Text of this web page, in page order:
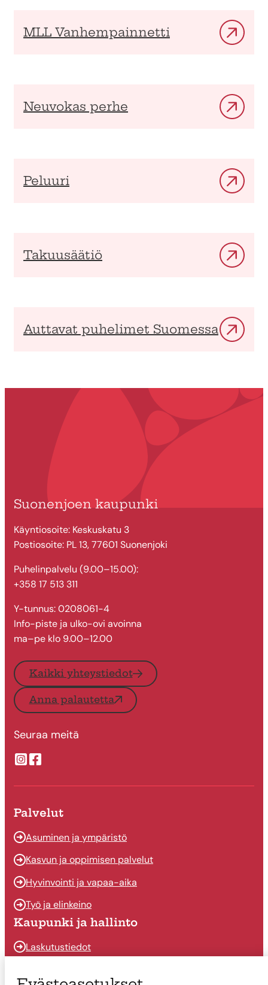
MLL Vanhempainnetti
Neuvokas perhe
Peluuri
Takuusäätiö
Auttavat puhelimet Suomessa
Suonenjoen kaupunki
Käyntiosoite: Keskuskatu 3
Postiosoite: PL 13, 77601 Suonenjoki
Puhelinpalvelu (9.00–15.00):
+358 17 513 311
Y-tunnus: 0208061-4
Info-piste ja ulko-ovi avoinna
ma–pe klo 9.00–12.00
Kaikki yhteystiedot
Anna palautetta
Seuraa meitä
Suonenjoen kaupungin Instragram
Suonenjoen kaupungin Facebook
Palvelut
Asuminen ja ympäristö
Kasvun ja oppimisen palvelut
Hyvinvointi ja vapaa-aika
Työ ja elinkeino
Kaupunki ja hallinto
Laskutustiedot